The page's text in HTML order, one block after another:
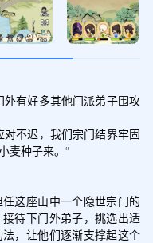
有好多其他门派弟子围攻
不迟，我们宗门结界牢固
麦种子来。“
这座山中一个隐世宗门的
待下门外弟子，挑选出适
，让他们逐渐支撑起这个